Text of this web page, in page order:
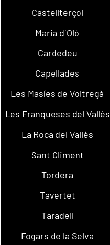
Castellterçol
Maria d´Oló
Cardedeu
Capellades
Les Masíes de Voltregà
Les Franqueses del Vallès
La Roca del Vallès
Sant Climent
Tordera
Tavertet
Taradell
Fogars de la Selva